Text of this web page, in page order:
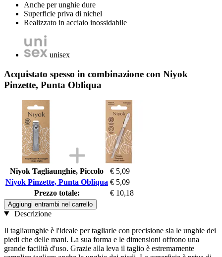
Anche per unghie dure
Superficie priva di nichel
Realizzato in acciaio inossidabile
unisex
Acquistato spesso in combinazione con Niyok
Pinzette, Punta Obliqua
Niyok Tagliaunghie, Piccolo
€ 5,09
Niyok Pinzette, Punta Obliqua € 5,09
Prezzo totale:
€ 10,18
Aggiungi entrambi nel carrello
Descrizione
Il tagliaunghie è l'ideale per tagliarle con precisione sia le unghie dei
piedi che delle mani. La sua forma e le dimensioni offrono una
grande facilità d'uso. Grazie alla leva il taglio è estremamente